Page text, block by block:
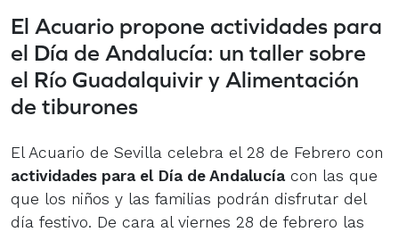
El Acuario propone actividades para
el Día de Andalucía: un taller sobre
el Río Guadalquivir y Alimentación
de tiburones
El Acuario de Sevilla celebra el 28 de Febrero con
actividades para el Día de Andalucíacon las que
que los niños y las familias podrán disfrutar del
día festivo. De cara al viernes 28 de febrero las